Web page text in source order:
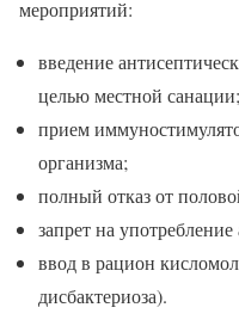
мероприятий:
введение
целью местной санации;
прием
организма;
полный отказ от
запрет на
ввод в рацион
дисбактериоза).